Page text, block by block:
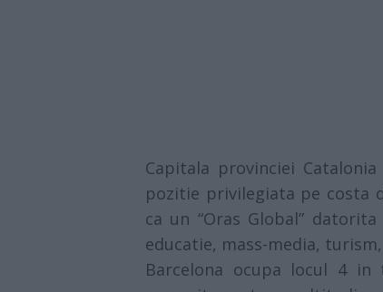
Capitala provinciei
pozitie privilegiata pe costa
ca un “Oras Global”
educatie, mass-media,
Barcelona ocupa locul 4